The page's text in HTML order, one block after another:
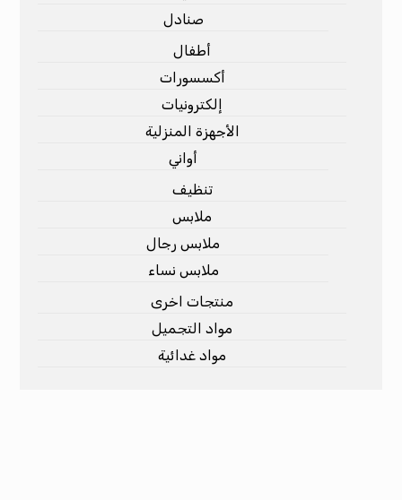
صنادل
أطفال
أكسسورات
إلكترونيات
الأجهزة المنزلية
أواني
تنظيف
ملابس
ملابس رجال
ملابس نساء
منتجات اخرى
مواد التجميل
مواد غدائية